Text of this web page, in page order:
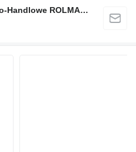
Przedsiębiorstwo Produkcyjno-Handlowe ROLMAPOL Marcin Dziekan